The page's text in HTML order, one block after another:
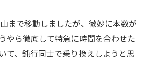
まで移動しましたが、微妙に本数が
やら徹底して特急に時間を合わせた
て、鈍行同士で乗り換えしようと思